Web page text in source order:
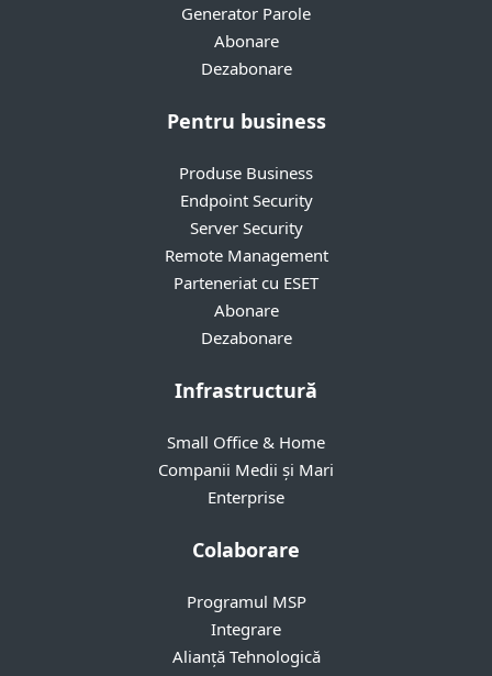
Generator Parole
Abonare
Dezabonare
Pentru business
Produse Business
Endpoint Security
Server Security
Remote Management
Parteneriat cu ESET
Abonare
Dezabonare
Infrastructură
Small Office & Home
Companii Medii și Mari
Enterprise
Colaborare
Programul MSP
Integrare
Alianță Tehnologică